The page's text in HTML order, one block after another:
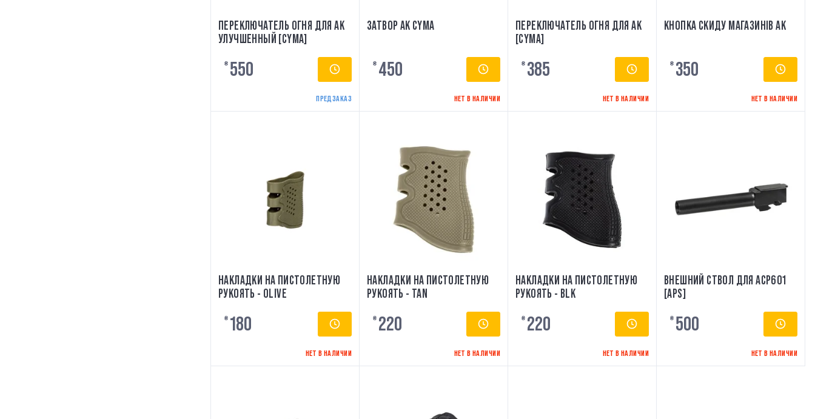
ПЕРЕКЛЮЧАТЕЛЬ ОГНЯ ДЛЯ АК
УЛУЧШЕННЫЙ [CYMA]
₴ 550
ПРЕДЗАКАЗ
ЗАТВОР АК CYMA
₴ 450
НЕТ В НАЛИЧИИ
ПЕРЕКЛЮЧАТЕЛЬ ОГНЯ ДЛЯ АК
[CYMA]
₴ 385
НЕТ В НАЛИЧИИ
КНОПКА СКИДУ МАГАЗИНІВ АК
₴ 350
НЕТ В НАЛИЧИИ
НАКЛАДКИ НА ПИСТОЛЕТНУЮ
РУКОЯТЬ - OLIVE
₴ 180
НЕТ В НАЛИЧИИ
НАКЛАДКИ НА ПИСТОЛЕТНУЮ
РУКОЯТЬ - TAN
₴ 220
НЕТ В НАЛИЧИИ
НАКЛАДКИ НА ПИСТОЛЕТНУЮ
РУКОЯТЬ - BLK
₴ 220
НЕТ В НАЛИЧИИ
ВНЕШНИЙ СТВОЛ ДЛЯ ACP601
[APS]
₴ 500
НЕТ В НАЛИЧИИ